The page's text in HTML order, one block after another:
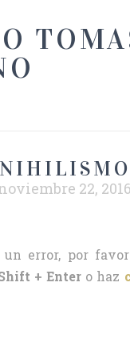
22, 2016
un error, por
+ Enter o haz